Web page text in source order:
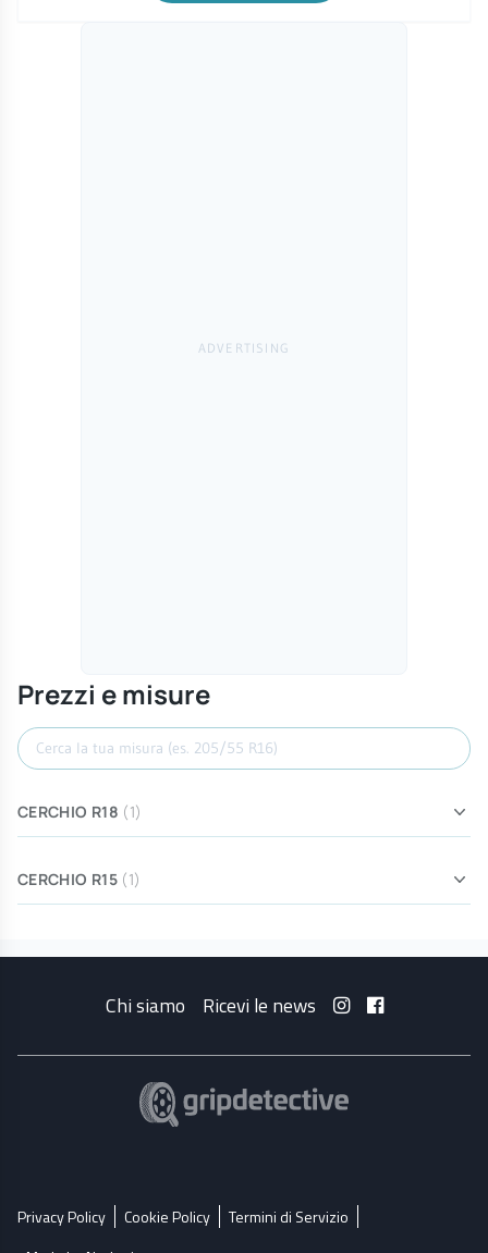
Prezzi e misure
Cerca misura
CERCHIO R18 (1)
CERCHIO R15 (1)
Chi siamo Ricevi le news
Privacy Policy Cookie Policy
Termini di Servizio